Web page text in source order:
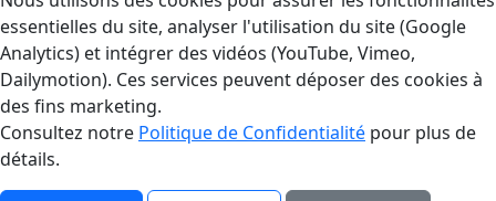
essentielles du site, analyser l'utilisation du site (Google
Analytics) et intégrer des vidéos (YouTube, Vimeo,
Dailymotion). Ces services peuvent déposer des cookies à
des fins marketing.
Consultez notre Politique de Confidentialité pour plus de
détails.